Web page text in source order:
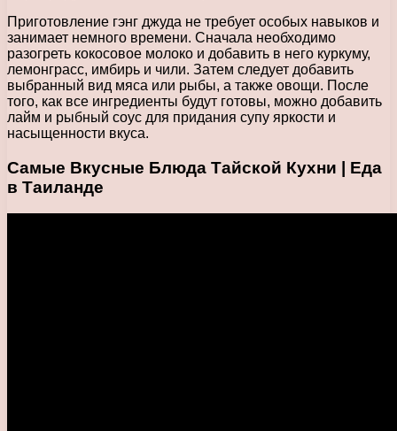
Приготовление гэнг джуда не требует особых навыков и
занимает немного времени. Сначала необходимо
разогреть кокосовое молоко и добавить в него куркуму,
лемонграсс, имбирь и чили. Затем следует добавить
выбранный вид мяса или рыбы, а также овощи. После
того, как все ингредиенты будут готовы, можно добавить
лайм и рыбный соус для придания супу яркости и
насыщенности вкуса.
Самые Вкусные Блюда Тайской Кухни | Еда
в Таиланде